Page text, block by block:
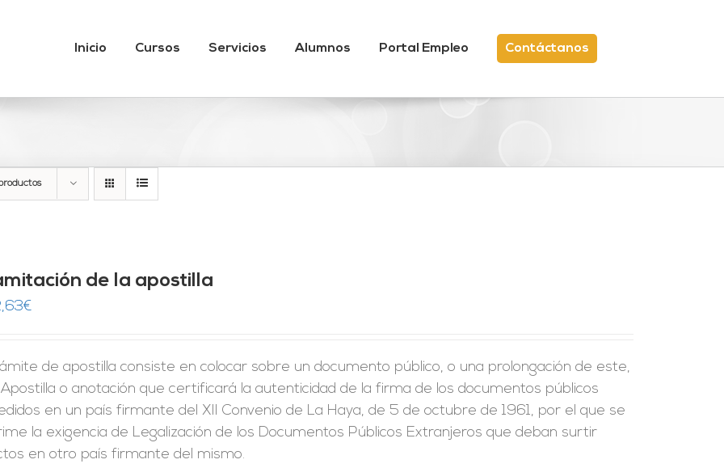
Inicio Cursos Servicios Alumnos Portal Empleo Contáctanos
de la apostilla
€
de apostilla consiste en colocar sobre un documento público, o una prolongación de este,
o anotación que certificará la autenticidad de la firma de los documentos públicos
en un país firmante del XII Convenio de La Haya, de 5 de octubre de 1961, por el que se
la exigencia de Legalización de los Documentos Públicos Extranjeros que deban surtir
en otro país firmante del mismo.